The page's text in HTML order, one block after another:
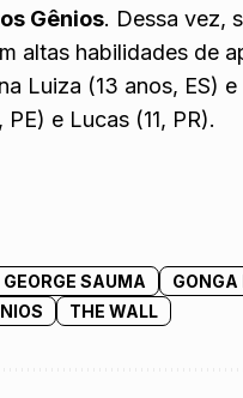
Gênios. Dessa vez,
altas habilidades de
Luiza (13 anos, ES) e
e Lucas (11, PR).
GEORGE SAUMA
GONGA
THE WALL